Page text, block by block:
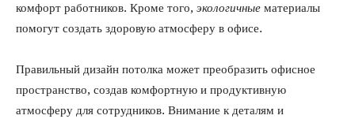
комфорт работников. Кроме того, экологичные материалы
помогут создать здоровую атмосферу в офисе.
Правильный дизайн потолка может преобразить офисное
пространство, создав комфортную и продуктивную
атмосферу для сотрудников. Внимание к деталям и